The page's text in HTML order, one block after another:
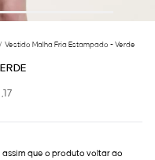
/ Vestido Malha Fria Estampado - Verde
que o produto voltar ao